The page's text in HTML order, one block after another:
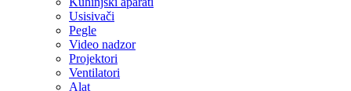
Usisivači
Pegle
Video nadzor
Projektori
Ventilatori
Alat